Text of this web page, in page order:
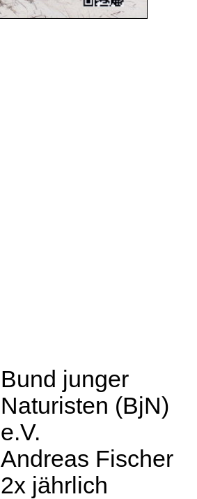
Bund junger
Naturisten (BjN)
e.V.
Andreas Fischer
2x jährlich